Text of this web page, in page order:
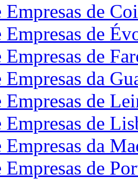
Empresas de
de
de
da
Empresas de
de
da
de